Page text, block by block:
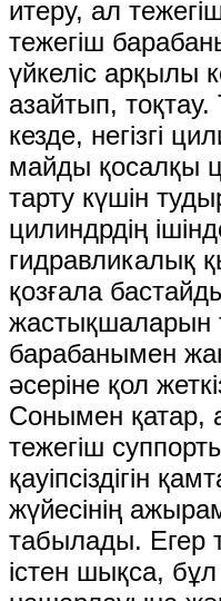
итеру, ал
тежегіш
үйкеліс арқылы
азайтып,
кезде, негізгі
майды қосалқы
тарту күшін
цилиндрдің
гидравликалық
қозғала
жастықшаларын
барабанымен
әсеріне қол
Сонымен қатар,
тежегіш
қауіпсіздігін
жүйесінің
табылады. Егер
істен шықса,